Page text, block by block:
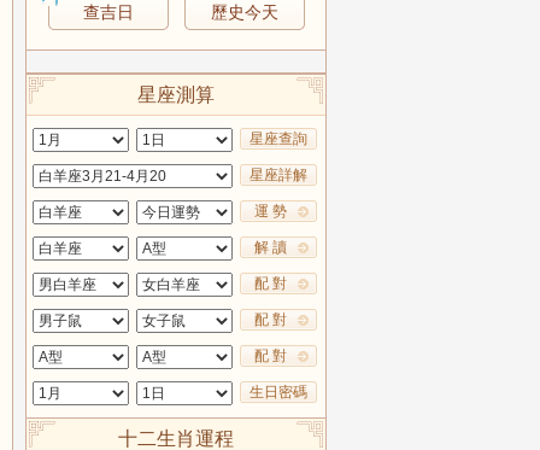
查吉日 歷史今天
星座測算
星座查詢
星座詳解
運 勢
解 讀
配 對
配 對
配 對
生日密碼
十二生肖運程